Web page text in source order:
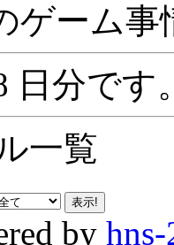
ゲーム事
日分です。
一覧
by